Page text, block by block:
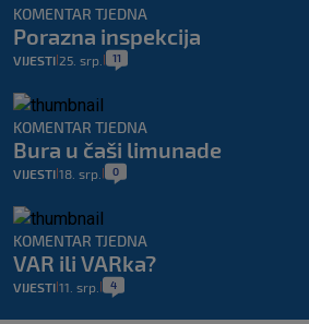
KOMENTAR TJEDNA
Porazna inspekcija
VIJESTI 25. srp. 11
KOMENTAR TJEDNA
Bura u čaši limunade
VIJESTI 18. srp. 0
KOMENTAR TJEDNA
VAR ili VARka?
VIJESTI 11. srp. 4